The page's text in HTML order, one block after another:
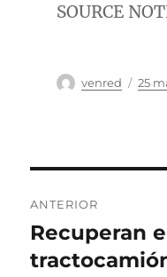
SOURCE
Autor
venred 25
de
entradas
ANTERIOR
Entrada
anterior:
Recuperan